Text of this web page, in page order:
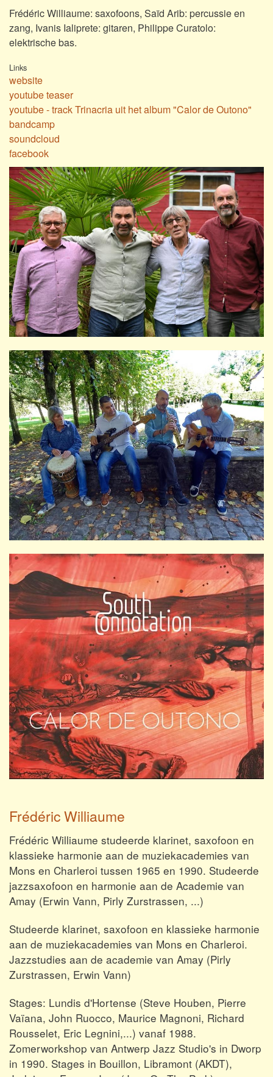
Frédéric Williaume: saxofoons, Saïd Arib: percussie en
zang, Ivanis Ialiprete: gitaren, Philippe Curatolo:
elektrische bas.
Links
website
youtube teaser
youtube - track Trinacria uit het album "Calor de Outono"
bandcamp
soundcloud
facebook
Frédéric Williaume
Frédéric Williaume studeerde klarinet, saxofoon en
klassieke harmonie aan de muziekacademies van
Mons en Charleroi tussen 1965 en 1990. Studeerde
jazzsaxofoon en harmonie aan de Academie van
Amay (Erwin Vann, Pirly Zurstrassen, ...)
Studeerde klarinet, saxofoon en klassieke harmonie
aan de muziekacademies van Mons en Charleroi.
Jazzstudies aan de academie van Amay (Pirly
Zurstrassen, Erwin Vann)
Stages: Lundis d'Hortense (Steve Houben, Pierre
Vaïana, John Ruocco, Maurice Magnoni, Richard
Rousselet, Eric Legnini,...) vanaf 1988.
Zomerworkshop van Antwerp Jazz Studio's in Dworp
in 1990. Stages in Bouillon, Libramont (AKDT),